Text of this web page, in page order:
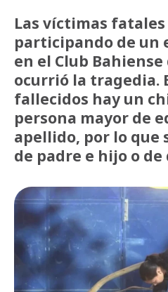
Las víctimas
participando de un
en el Club
ocurrió la tragedia.
fallecidos hay un
persona mayor de
apellido, por lo que
de padre e hijo o